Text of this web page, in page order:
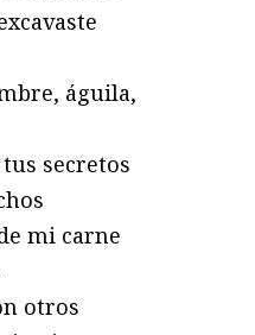
águila,
secretos
mi carne
otros